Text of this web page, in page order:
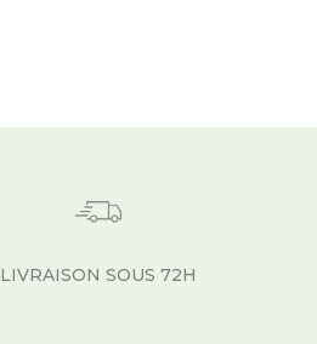
LIVRAISON SOUS 72H